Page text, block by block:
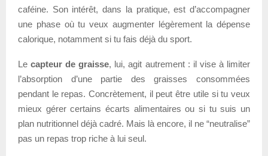
caféine. Son intérêt, dans la pratique, est d’accompagner
une phase où tu veux augmenter légèrement la dépense
calorique, notamment si tu fais déjà du sport.
Lecapteur de graisse, lui, agit autrement : il vise à limiter
l’absorption d’une partie des graisses consommées
pendant le repas. Concrètement, il peut être utile si tu veux
mieux gérer certains écarts alimentaires ou si tu suis un
plan nutritionnel déjà cadré. Mais là encore, il ne “neutralise”
pas un repas trop riche à lui seul.